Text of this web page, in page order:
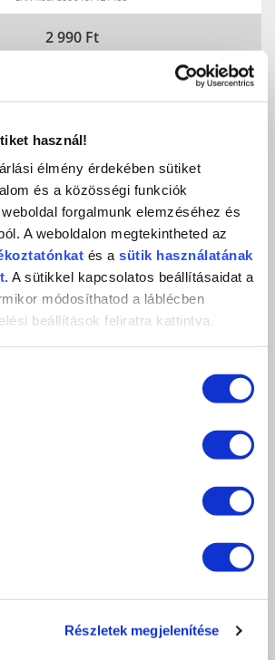
használ!
élmény érdekében sütiket
és a közösségi funkciók
forgalmunk elemzéséhez és
A weboldalon megtekintheted az
és a sütik használatának
A sütikkel kapcsolatos beállításaidat a
módosíthatod a láblécben
beállítások feliratra kattintva.
Részletek megjelenítése
2 990 Ft
KOSÁRBA
KEDVENCEKHEZ AD
(3S SZÍNEK)